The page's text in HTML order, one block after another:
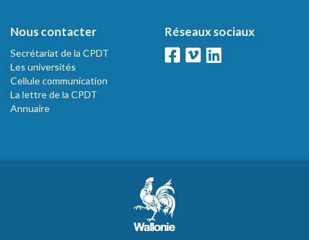
Nous contacter
Secrétariat de la CPDT
Les universités
Cellule communication
La lettre de la CPDT
Annuaire
Réseaux sociaux